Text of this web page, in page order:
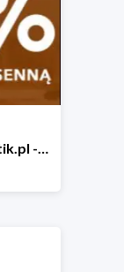
Kolekcja wiosenna w ebutik.pl -20%